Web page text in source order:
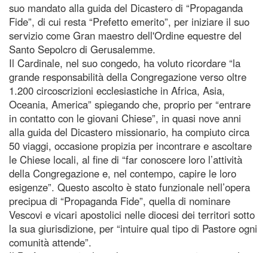
suo mandato alla guida del Dicastero di “Propaganda
Fide”, di cui resta “Prefetto emerito”, per iniziare il suo
servizio come Gran maestro dell'Ordine equestre del
Santo Sepolcro di Gerusalemme.
Il Cardinale, nel suo congedo, ha voluto ricordare “la
grande responsabilità della Congregazione verso oltre
1.200 circoscrizioni ecclesiastiche in Africa, Asia,
Oceania, America” spiegando che, proprio per “entrare
in contatto con le giovani Chiese”, in quasi nove anni
alla guida del Dicastero missionario, ha compiuto circa
50 viaggi, occasione propizia per incontrare e ascoltare
le Chiese locali, al fine di “far conoscere loro l’attività
della Congregazione e, nel contempo, capire le loro
esigenze”. Questo ascolto è stato funzionale nell’opera
precipua di “Propaganda Fide”, quella di nominare
Vescovi e vicari apostolici nelle diocesi dei territori sotto
la sua giurisdizione, per “intuire qual tipo di Pastore ogni
comunità attende”.